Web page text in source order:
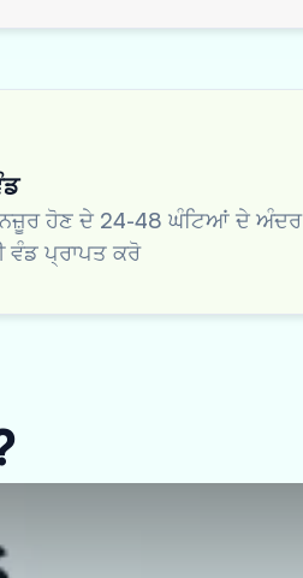
ਹੋਣ ਦੇ 24-48 ਘੰਟਿਆਂ ਦੇ ਅੰਦਰ
ਵੰਡ ਪ੍ਰਾਪਤ ਕਰੋ